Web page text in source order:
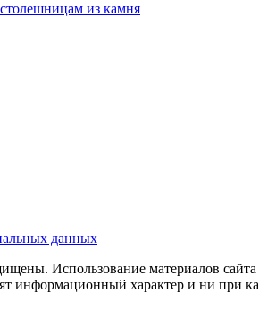
из камня
данных
Использование материалов сайта
информационный характер и ни при